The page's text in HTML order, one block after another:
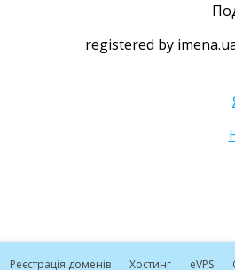
registered by
Реєстрація доменів Хостинг eVPS